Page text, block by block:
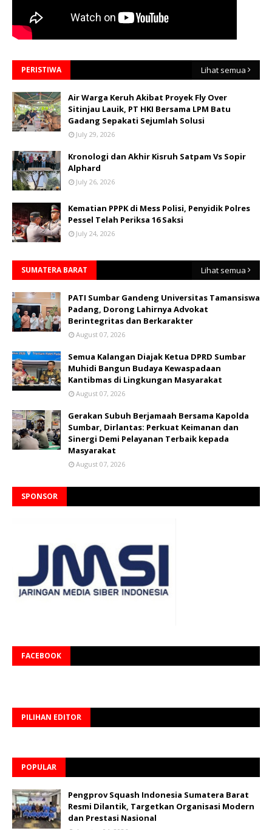
PERISTIWA Lihat semua
Air Warga Keruh Akibat Proyek Fly Over
Sitinjau Lauik, PT HKI Bersama LPM Batu
Gadang Sepakati Sejumlah Solusi
July 29, 2026
Kronologi dan Akhir Kisruh Satpam Vs Sopir
Alphard
July 26, 2026
Kematian PPPK di Mess Polisi, Penyidik Polres
Pessel Telah Periksa 16 Saksi
July 24, 2026
SUMATERA BARAT Lihat semua
PATI Sumbar Gandeng Universitas Tamansiswa
Padang, Dorong Lahirnya Advokat
Berintegritas dan Berkarakter
August 07, 2026
Semua Kalangan Diajak Ketua DPRD Sumbar
Muhidi Bangun Budaya Kewaspadaan
Kantibmas di Lingkungan Masyarakat
August 07, 2026
Gerakan Subuh Berjamaah Bersama Kapolda
Sumbar, Dirlantas: Perkuat Keimanan dan
Sinergi Demi Pelayanan Terbaik kepada
Masyarakat
August 07, 2026
SPONSOR
FACEBOOK
PILIHAN EDITOR
POPULAR
Pengprov Squash Indonesia Sumatera Barat
Resmi Dilantik, Targetkan Organisasi Modern
dan Prestasi Nasional